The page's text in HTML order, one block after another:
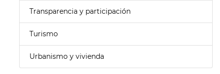
Transparencia y participación
Turismo
Urbanismo y vivienda